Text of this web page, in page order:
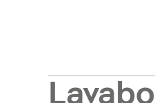
Lavabo